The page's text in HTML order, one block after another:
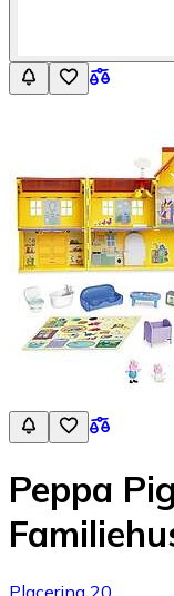
Peppa
Placering 20